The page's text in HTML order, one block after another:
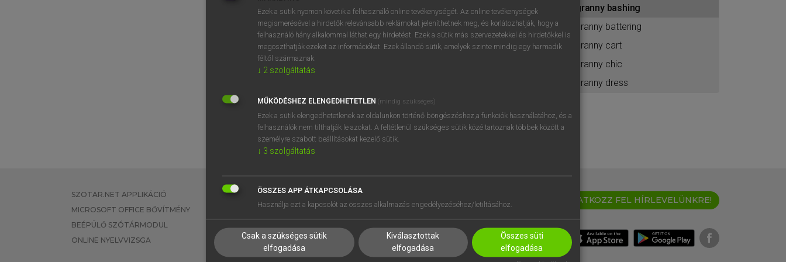
BELÉPÉS
próbaverziójának elindításához
regisztrálok ésbelépek.
REGISZTRÁCIÓ
granny bashing
granny battering
granny cart
granny chic
granny dress
SZOTAR.NET APPLIKÁCIÓ
MICROSOFT OFFICE BŐVÍTMÉNY
BEÉPÜLŐ SZÓTÁRMODUL
ONLINE NYELVVIZSGA
EGYÉNI FELHASZNÁLÓKNAK
TANULÓKNAK
VÁLLALATI MEGOLDÁSOK
SÚGÓ
RÓLUNK
SÜTI BEÁLLÍTÁSOK
IRATKOZZ FEL HÍRLEVELÜNKRE!
Ezek a sütik nyomon követik a felhasználó online tevékenységét. Az online tevékenységek
megismerésével a hirdetők relevánsabb reklámokat jeleníthetnek meg, és korlátozhatják, hogy a
felhasználó hány alkalommal láthat egy hirdetést. Ezek a sütik más szervezetekkel és hirdetőkkel is
megoszthatják ezeket az információkat. Ezek állandó sütik, amelyek szinte mindig egy harmadik
féltől származnak.
↓ 2 szolgáltatás
MŰKÖDÉSHEZ ELENGEDHETETLEN (mindig szükséges)
Ezek a sütik elengedhetetlenek az oldalunkon történő böngészéshez,a funkciók használatához, és a
felhasználók nem tilthatják le azokat. A feltétlenül szükséges sütik közé tartoznak többek között a
személyre szabott beállításokat kezelő sütik.
↓ 3 szolgáltatás
ÖSSZES APP ÁTKAPCSOLÁSA
Használja ezt a kapcsolót az összes alkalmazás engedélyezéséhez/letiltásához.
Csak a szükséges sütik
elfogadása
Kiválasztottak
elfogadása
Összes süti
elfogadása